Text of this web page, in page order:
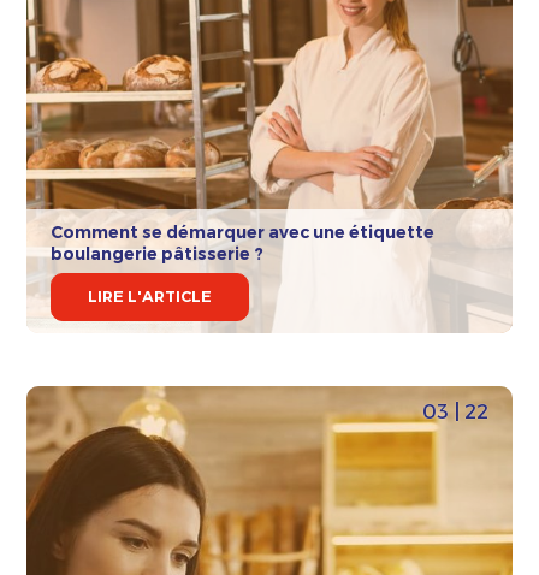
Comment se démarquer avec une étiquette
boulangerie pâtisserie ?
LIRE L'ARTICLE
03 | 22